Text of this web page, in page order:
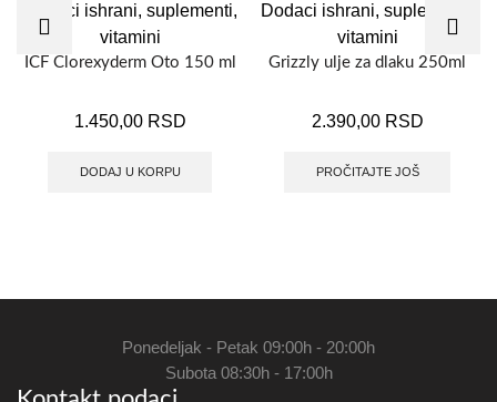
Dodaci ishrani, suplementi,
vitamini
ICF Clorexyderm Oto 150 ml
1.450,00 RSD
DODAJ U KORPU
Dodaci ishrani, suplementi,
vitamini
Grizzly ulje za dlaku 250ml
2.390,00 RSD
PROČITAJTE JOŠ
Ponedeljak - Petak 09:00h - 20:00h
Subota 08:30h - 17:00h